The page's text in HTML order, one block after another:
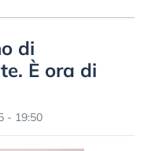
di
È ora di
- 19:50